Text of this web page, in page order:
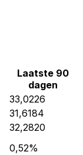
Laatste 90
dagen
33,0226
31,6184
32,2820
0,52%